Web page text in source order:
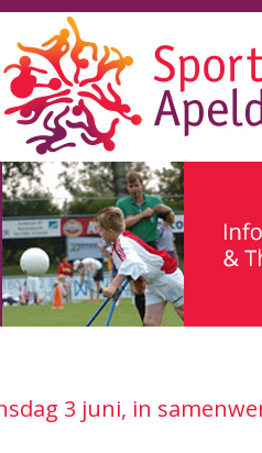
3 juni, in